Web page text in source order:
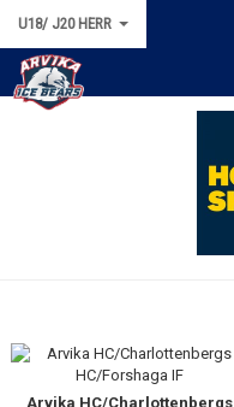
U18/ J20 HERR
BILDGALLERI
Arvika HC/Charlottenbergs